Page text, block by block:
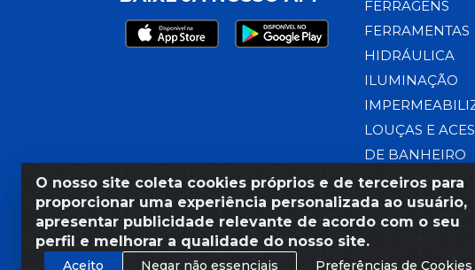
O nosso site coleta cookies próprios e de terceiros para
proporcionar uma experiência personalizada ao usuário,
apresentar publicidade relevante de acordo com o seu
perfil e melhorar a qualidade do nosso site.
Aceito Negar não essenciais Preferências de Cookies
FERRAGENS
FERRAMENTAS
HIDRÁULICA
ILUMINAÇÃO
LOUÇAS E
DE BANHEIRO
Razão Social: Armazém Coral LTDA -